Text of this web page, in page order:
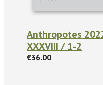
Anthropotes
XXXVIII / 1-2
€36.00